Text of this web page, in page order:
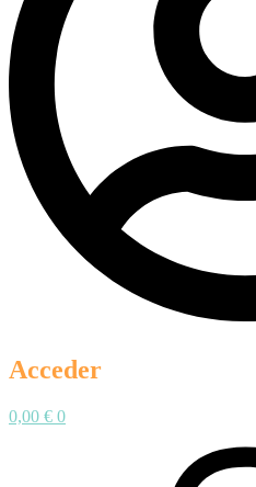
Acceder
0,00 € 0